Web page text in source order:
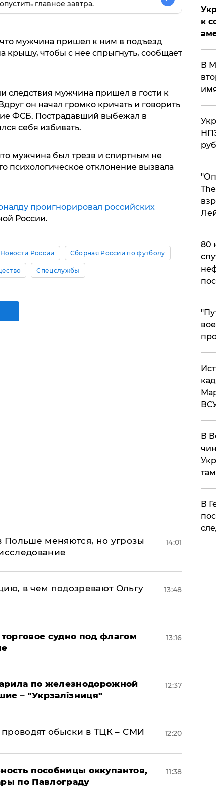
главное завтра.
мужчина пришел к ним в подъезд
крышу, чтобы с нее спрыгнуть, сообщает
следствия мужчина пришел в гости к
он начал громко кричать и говорить
ФСБ. Пострадавший выбежал в
себя избивать.
мужчина был трезв и спиртным не
психологическое отклонение вызвала
проигнорировал российских
России.
Новости России Сборная России по футболу
Спецслужбы
Польше меняются, но угрозы
14:01
в чем подозревают Ольгу
13:48
судно под флагом
13:16
по железнодорожной
– "Укрзалізниця"
12:37
обыски в ТЦК – СМИ 12:20
пособницы оккупантов,
по Павлограду
11:38
к
В
80
В
​В